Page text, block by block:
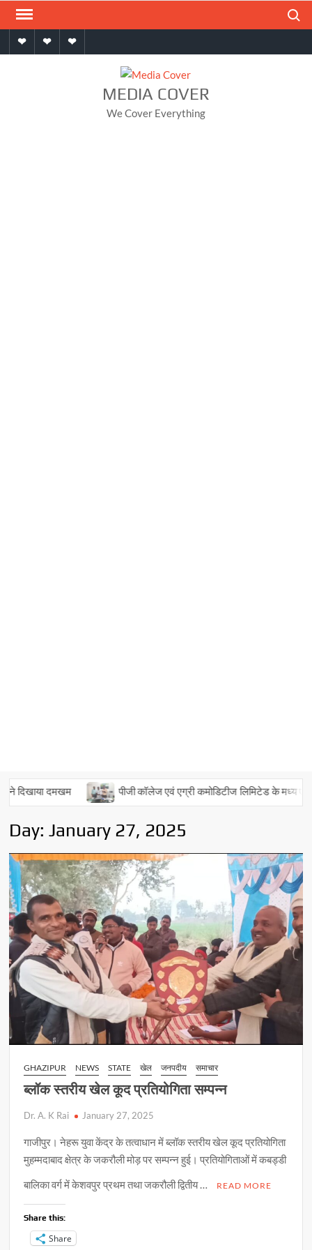
Skip
contentHomeAboutContact
MEDIA COVER
We Cover Everything
दमखम पीजी कॉलेज एवं एग्री कमोडिटीज लिमिटेड के मध्य एमओयू पर
Day:January 27, 2025
GHAZIPUR NEWS STATE खेल जनपदीय समाचार
ब्लॉक स्तरीय खेल कूद प्रतियोगिता सम्पन्न
Dr. A. K Rai January 27, 2025
गाजीपुर। नेहरू युवा केंद्र के तत्वाधान में ब्लॉक स्तरीय खेल कूद प्रतियोगिता
मुहम्मदाबाद क्षेत्र के जकरौली मोड़ पर सम्पन्न हुई। प्रतियोगिताओं में कबड्डी
बालिका वर्ग में केशवपुर प्रथम तथा जकरौली द्वितीय …
READ MORE
Share this:
Share